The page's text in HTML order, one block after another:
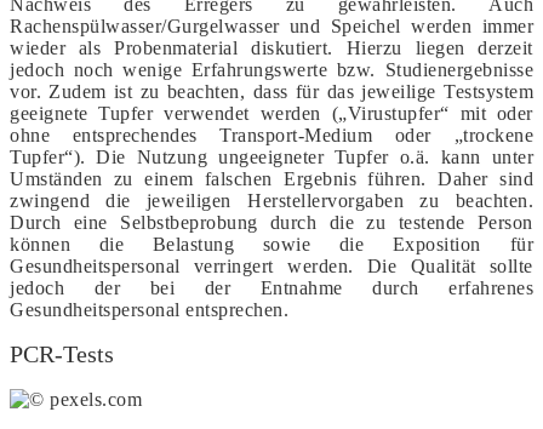
Rachenspülwasser/Gurgelwasser und Speichel werden immer
wieder als Probenmaterial diskutiert. Hierzu liegen derzeit
jedoch noch wenige Erfahrungswerte bzw. Studienergebnisse
vor. Zudem ist zu beachten, dass für das jeweilige Testsystem
geeignete Tupfer verwendet werden („Virustupfer“ mit oder
ohne entsprechendes Transport-Medium oder „trockene
Tupfer“). Die Nutzung ungeeigneter Tupfer o.ä. kann unter
Umständen zu einem falschen Ergebnis führen. Daher sind
zwingend die jeweiligen Herstellervorgaben zu beachten.
Durch eine Selbstbeprobung durch die zu testende Person
können die Belastung sowie die Exposition für
Gesundheitspersonal verringert werden. Die Qualität sollte
jedoch der bei der Entnahme durch erfahrenes
Gesundheitspersonal entsprechen.
PCR-Tests